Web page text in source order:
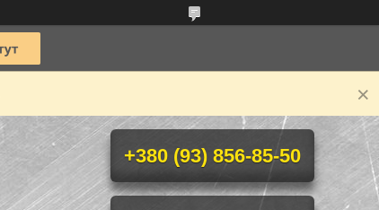
+380 (93) 856-85-50